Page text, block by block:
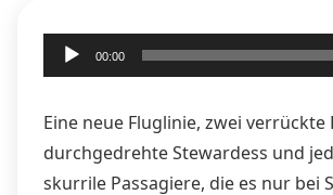
Audio-
Player
00:00
Eine neue Fluglinie, zwei verrückte
durchgedrehte Stewardess und
skurrile Passagiere, die es nur bei